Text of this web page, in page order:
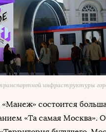
инфраструктуры
«Манеж» состоится
«Та самая Москва».